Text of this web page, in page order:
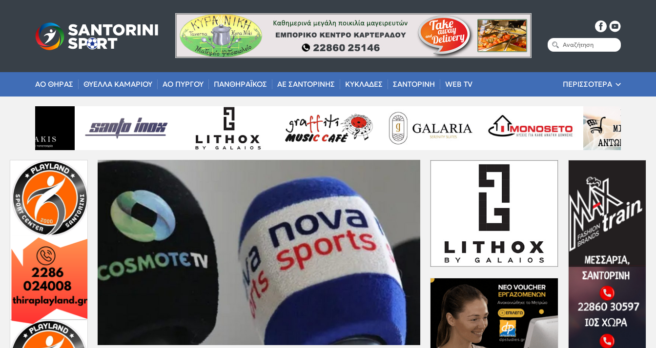
ΑΟ ΘΗΡΑΣ ΘΥΕΛΛΑ ΚΑΜΑΡΙΟΥ ΑΟ ΠΥΡΓΟΥ ΠΑΝΘΗΡΑΪΚΟΣ ΑΕ ΣΑΝΤΟΡΙΝΗΣ ΚΥΚΛΑΔΕΣ ΣΑΝΤΟΡΙΝΗ WEB TV ΠΕΡΙΣΣΟΤΕΡΑ